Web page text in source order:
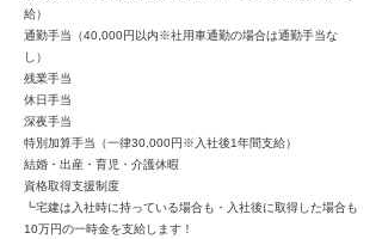
給）
通勤手当（40,000円以内※社用車通勤の場合は通勤手当な
し）
残業手当
休日手当
深夜手当
特別加算手当（一律30,000円※入社後1年間支給）
結婚・出産・育児・介護休暇
資格取得支援制度
┗宅建は入社時に持っている場合も・入社後に取得した場合も
10万円の一時金を支給します！